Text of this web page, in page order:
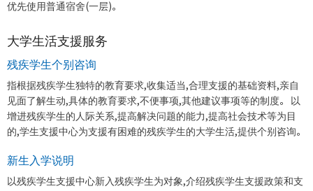
优先使用普通宿舍(一层)。
大学生活支援服务
残疾学生个别咨询
指根据残疾学生独特的教育要求,收集适当,合理支援的基础资料,亲自
见面了解生动,具体的教育要求,不便事项,其他建议事项等的制度。 以
增进残疾学生的人际关系,提高解决问题的能力,提高社会技术等为目
的,学生支援中心为支援有困难的残疾学生的大学生活,提供个别咨询。
新生入学说明
以残疾学生支援中心新入残疾学生为对象,介绍残疾学生支援政策和支